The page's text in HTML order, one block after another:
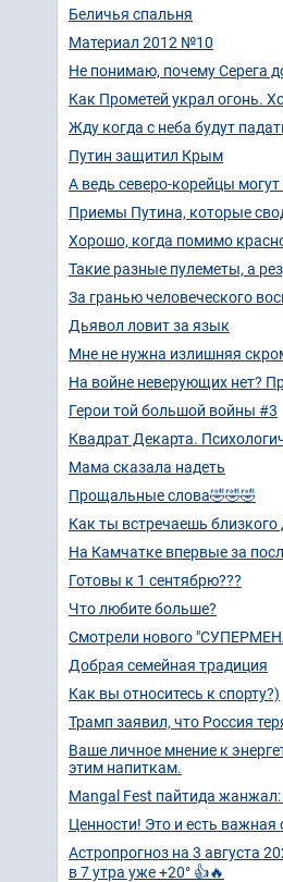
Беличья спальня
Материал 2012 №10
Не понимаю, почему Серега
Как Прометей украл огонь.
Жду когда с неба будут
Путин защитил Крым
А ведь северо-корейцы
Приемы Путина, которые
Хорошо, когда помимо
Такие разные пулеметы, а
За гранью человеческого
Дьявол ловит за язык
Мне не нужна излишняя
На войне неверующих нет?
Герои той большой войны #3
Квадрат Декарта.
Мама сказала надеть
Прощальные слова🤣🤣🤣
Как ты встречаешь
На Камчатке впервые за
Готовы к 1 сентябрю???
Что любите больше?
Смотрели нового
Добрая семейная традиция
Как вы относитесь к спорту?)
Трамп заявил, что Россия
Ваше личное мнение к
этим напиткам.
Mangal Fest пайтида жанжал:
Ценности! Это и есть
Астропрогноз на 3 августа
в 7 утра уже +20° 👍🔥